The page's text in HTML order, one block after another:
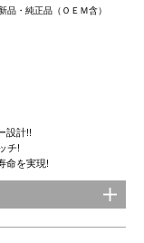
品・純正品（ＯＥＭ含）
設計!!
チ!
命を実現!